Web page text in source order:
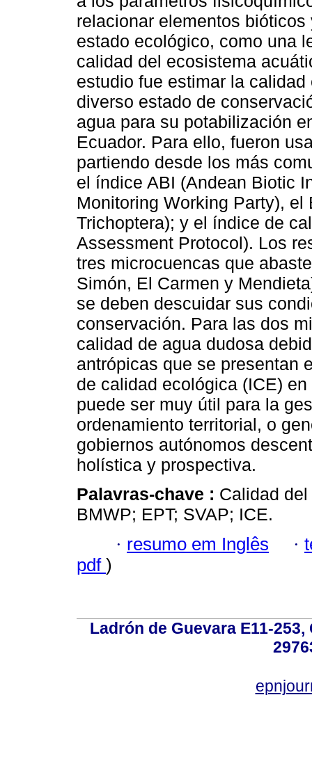
relacionar elementos
estado ecológico, como una
calidad del ecosistema
estudio fue estimar la
diverso estado de
agua para su potabilización
Ecuador. Para ello, fueron
partiendo desde los más
el índice ABI (Andean Biotic
Monitoring Working Party),
Trichoptera); y el índice de
Assessment Protocol). Los
tres microcuencas que
Simón, El Carmen y
se deben descuidar sus
conservación. Para las dos
calidad de agua dudosa
antrópicas que se presentan
de calidad ecológica (ICE)
puede ser muy útil para la
ordenamiento territorial, o
gobiernos autónomos
holística y prospectiva.
Palavras-chave : Calidad
BMWP; EPT; SVAP; ICE.
· resumo em Inglês ·
pdf )
Ladrón de Guevara E11-